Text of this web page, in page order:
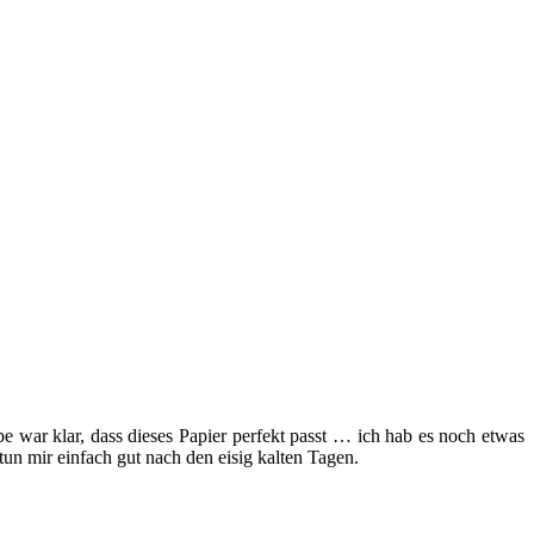
war klar, dass dieses Papier perfekt passt … ich hab es noch etwas
mir einfach gut nach den eisig kalten Tagen.